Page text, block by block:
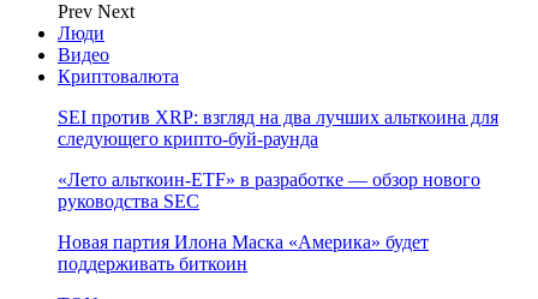
Prev Next
Люди
Видео
Криптовалюта
SEI против XRP: взгляд на два лучших альткоина для
следующего крипто-буй-раунда
«Лето альткоин-ETF» в разработке — обзор нового
руководства SEC
Новая партия Илона Маска «Америка» будет
поддерживать биткоин